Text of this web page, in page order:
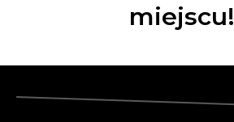
miejscu!